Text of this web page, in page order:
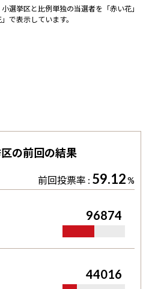
選挙区と比例単独の当選者を「赤い花」
で表示しています。
の前回の結果
前回投票率 : 59.12%
96874
44016